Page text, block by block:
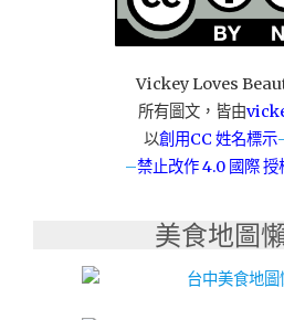
Vickey Loves
所有圖文，皆由
以創用CC 姓名標示
–禁止改作4.0 國際 授
美食地圖